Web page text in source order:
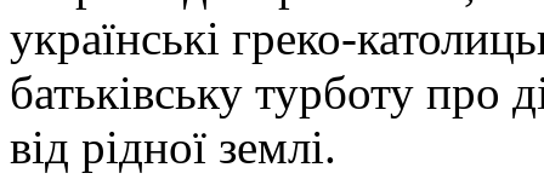
українські греко-
батьківську турботу про
від рідної землі.